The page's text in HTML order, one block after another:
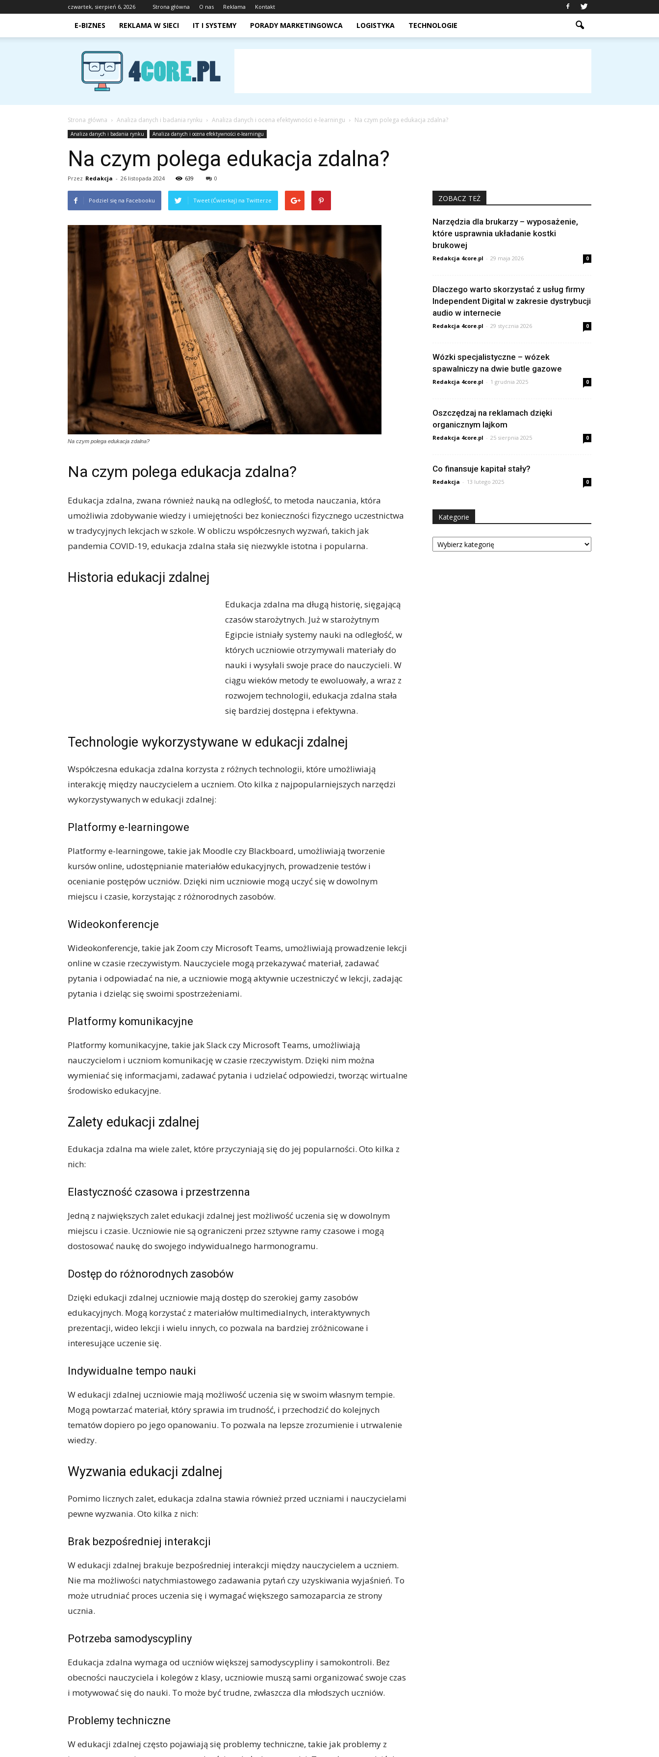
czwartek, sierpień 6, 2026 Strona główna O nas Reklama Kontakt
E-BIZNES REKLAMA W SIECI IT I SYSTEMY PORADY MARKETINGOWCA LOGISTYKA TECHNOLOGIE
4core.pl
Strona główna Analiza danych i badania rynku Analiza danych i ocena efektywności e-learningu Na czym polega edukacja zdalna?
Analiza danych i badania rynku Analiza danych i ocena efektywności e-learningu
Na czym polega edukacja zdalna?
Przez Redakcja - 26 listopada 2024 639 0
Podziel się na Facebooku Tweet (Ćwierkaj) na Twitterze
Na czym polega edukacja zdalna?
Na czym polega edukacja zdalna?
Edukacja zdalna, zwana również nauką na odległość, to metoda nauczania, która
umożliwia zdobywanie wiedzy i umiejętności bez konieczności fizycznego uczestnictwa
w tradycyjnych lekcjach w szkole. W obliczu współczesnych wyzwań, takich jak
pandemia COVID-19, edukacja zdalna stała się niezwykle istotna i popularna.
Historia edukacji zdalnej
Edukacja zdalna ma długą historię, sięgającą
czasów starożytnych. Już w starożytnym
Egipcie istniały systemy nauki na odległość, w
których uczniowie otrzymywali materiały do
nauki i wysyłali swoje prace do nauczycieli. W
ciągu wieków metody te ewoluowały, a wraz z
rozwojem technologii, edukacja zdalna stała
się bardziej dostępna i efektywna.
Technologie wykorzystywane w edukacji zdalnej
Współczesna edukacja zdalna korzysta z różnych technologii, które umożliwiają
interakcję między nauczycielem a uczniem. Oto kilka z najpopularniejszych narzędzi
wykorzystywanych w edukacji zdalnej:
Platformy e-learningowe
Platformy e-learningowe, takie jak Moodle czy Blackboard, umożliwiają tworzenie
kursów online, udostępnianie materiałów edukacyjnych, prowadzenie testów i
ocenianie postępów uczniów. Dzięki nim uczniowie mogą uczyć się w dowolnym
miejscu i czasie, korzystając z różnorodnych zasobów.
Wideokonferencje
Wideokonferencje, takie jak Zoom czy Microsoft Teams, umożliwiają prowadzenie lekcji
online w czasie rzeczywistym. Nauczyciele mogą przekazywać materiał, zadawać
pytania i odpowiadać na nie, a uczniowie mogą aktywnie uczestniczyć w lekcji, zadając
pytania i dzieląc się swoimi spostrzeżeniami.
Platformy komunikacyjne
Platformy komunikacyjne, takie jak Slack czy Microsoft Teams, umożliwiają
nauczycielom i uczniom komunikację w czasie rzeczywistym. Dzięki nim można
wymieniać się informacjami, zadawać pytania i udzielać odpowiedzi, tworząc wirtualne
środowisko edukacyjne.
Zalety edukacji zdalnej
Edukacja zdalna ma wiele zalet, które przyczyniają się do jej popularności. Oto kilka z
nich:
Elastyczność czasowa i przestrzenna
Jedną z największych zalet edukacji zdalnej jest możliwość uczenia się w dowolnym
miejscu i czasie. Uczniowie nie są ograniczeni przez sztywne ramy czasowe i mogą
dostosować naukę do swojego indywidualnego harmonogramu.
Dostęp do różnorodnych zasobów
Dzięki edukacji zdalnej uczniowie mają dostęp do szerokiej gamy zasobów
edukacyjnych. Mogą korzystać z materiałów multimedialnych, interaktywnych
prezentacji, wideo lekcji i wielu innych, co pozwala na bardziej zróżnicowane i
interesujące uczenie się.
Indywidualne tempo nauki
W edukacji zdalnej uczniowie mają możliwość uczenia się w swoim własnym tempie.
Mogą powtarzać materiał, który sprawia im trudność, i przechodzić do kolejnych
tematów dopiero po jego opanowaniu. To pozwala na lepsze zrozumienie i utrwalenie
wiedzy.
Wyzwania edukacji zdalnej
Pomimo licznych zalet, edukacja zdalna stawia również przed uczniami i nauczycielami
pewne wyzwania. Oto kilka z nich:
Brak bezpośredniej interakcji
W edukacji zdalnej brakuje bezpośredniej interakcji między nauczycielem a uczniem.
Nie ma możliwości natychmiastowego zadawania pytań czy uzyskiwania wyjaśnień. To
może utrudniać proces uczenia się i wymagać większego samozaparcia ze strony
ucznia.
Potrzeba samodyscypliny
Edukacja zdalna wymaga od uczniów większej samodyscypliny i samokontroli. Bez
obecności nauczyciela i kolegów z klasy, uczniowie muszą sami organizować swoje czas
i motywować się do nauki. To może być trudne, zwłaszcza dla młodszych uczniów.
Problemy techniczne
W edukacji zdalnej często pojawiają się problemy techniczne, takie jak problemy z
ZOBACZ TEŻ
Narzędzia dla brukarzy – wyposażenie,
które usprawnia układanie kostki
brukowej
Redakcja 4core.pl - 29 maja 2026 0
Dlaczego warto skorzystać z usług firmy
Independent Digital w zakresie dystrybucji
audio w internecie
Redakcja 4core.pl - 29 stycznia 2026 0
Wózki specjalistyczne – wózek
spawalniczy na dwie butle gazowe
Redakcja 4core.pl - 1 grudnia 2025 0
Oszczędzaj na reklamach dzięki
organicznym lajkom
Redakcja 4core.pl - 25 sierpnia 2025 0
Co finansuje kapitał stały?
Redakcja - 13 lutego 2025 0
Kategorie
Kategorie